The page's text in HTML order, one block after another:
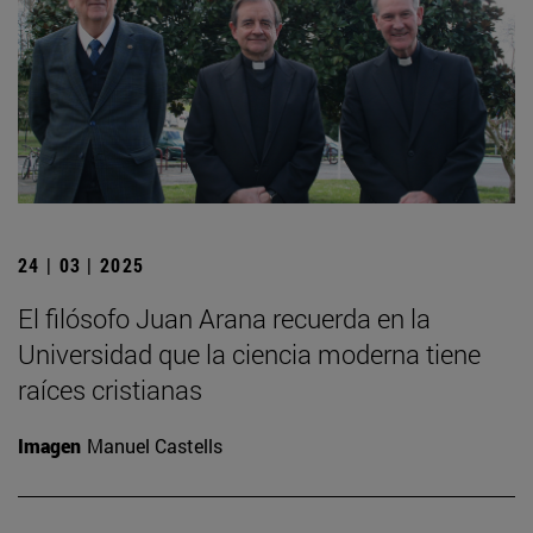
24 | 03 | 2025
El filósofo Juan Arana recuerda en la
Universidad que la ciencia moderna tiene
raíces cristianas
Imagen Manuel Castells